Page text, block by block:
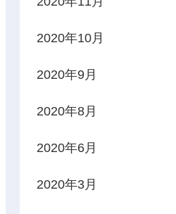
2020年10月
2020年9月
2020年8月
2020年6月
2020年3月